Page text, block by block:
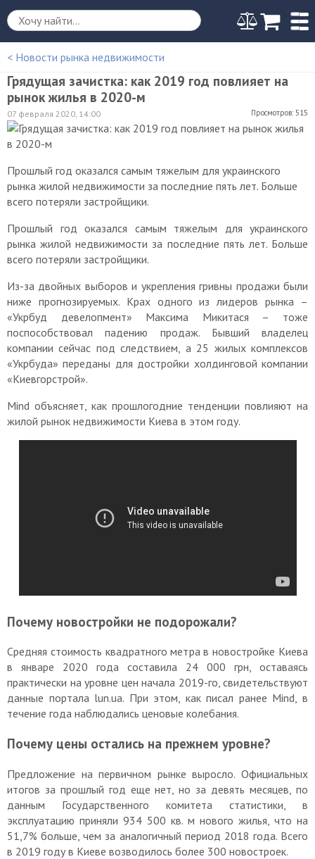
< Новости рынка недвижимости
Грядущая зачистка: как 2019 год повлияет на
рынок жилья в 2020-м
Просмотров: 515
07 февраля 2020, 14:00
Прошлый год оказался самым тяжелым для украинского
рынка жилой недвижимости за последние пять лет. Больше
всего потеряли застройщики.
Прошлый год оказался самым тяжелым для украинского
рынка жилой недвижимости за последние пять лет. Больше
всего потеряли застройщики.
Из-за двойных выборов и укрепления гривны продажи были
ниже прогнозируемых. Крах одного из лидеров рынка –
«Укрбуд девелопмент» Максима Микитася – тоже
поспособствовал падению продаж. Бывший владелец
компании сейчас под следствием, а 25 жилых комплексов
«Укрбуда» переданы для достройки холдинговой компании
«Киевгорстрой».
Mind объясняет, как прошлогодние тенденции повлияют на
жилой рынок недвижимости Киева в этом году.
Почему новостройки не подорожали?
Средняя стоимость квадратного метра в новостройке Киева
в январе 2020 года составила 24 000 грн, оставаясь
практически на уровне цен начала 2019-го, свидетельствуют
данные портала lun.ua. При этом, как писал ранее Mind, в
течение года наблюдались ценовые колебания.
Почему цены остались на прежнем уровне?
Предложение на первичном рынке выросло. Официальных
итогов за прошлый год еще нет, но за девять месяцев, по
данным Государственного комитета статистики, в
эксплуатацию приняли 934 500 кв. м нового жилья, что на
51,7% больше, чем за аналогичный период 2018 года. Всего
в 2019 году в Киеве возводилось более 300 новостроек.